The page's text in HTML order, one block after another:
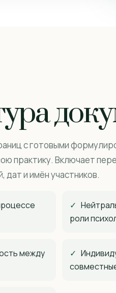
с готовыми
практику. Включает
дат и имён участников.
✓
роли
между
✓